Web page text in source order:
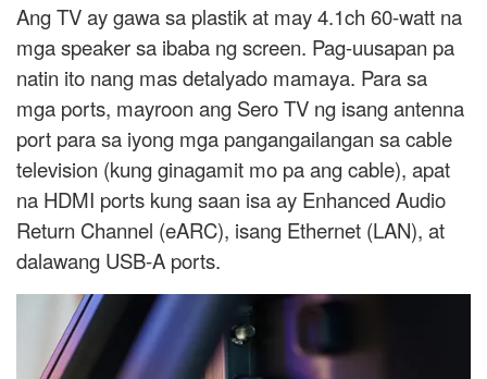
Ang TV ay gawa sa plastik at may 4.1ch 60-watt na
mga speaker sa ibaba ng screen. Pag-uusapan pa
natin ito nang mas detalyado mamaya. Para sa
mga ports, mayroon ang Sero TV ng isang antenna
port para sa iyong mga pangangailangan sa cable
television (kung ginagamit mo pa ang cable), apat
na HDMI ports kung saan isa ay Enhanced Audio
Return Channel (eARC), isang Ethernet (LAN), at
dalawang USB-A ports.